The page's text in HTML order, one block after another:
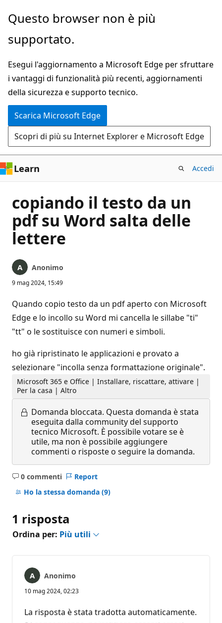
Ignora
passa
contenuto
principale
Questo browser non è più
supportato.
Esegui l'aggiornamento a Microsoft Edge per sfruttare
i vantaggi di funzionalità più recenti, aggiornamenti
della sicurezza e supporto tecnico.
Scarica Microsoft Edge
Scopri di più su Internet Explorer e Microsoft Edge
Learn Accedi
copiando il testo da un
pdf su Word salta delle
lettere
Anonimo
9 mag 2024, 15:49
Quando copio testo da un pdf aperto con Microsoft
Edge e lo incollo su Word mi cancella le sillabe "ti"
"tt" o le sostituisce con numeri e simboli.
ho già ripristinato le applicazioni e provato a
selezionare "incolla senza formattazione originale".
Microsoft 365 e Office | Installare, riscattare, attivare |
Per la casa | Altro
Domanda bloccata. Questa domanda è stata
eseguita dalla community del supporto
tecnico Microsoft. È possibile votare se è
utile, ma non è possibile aggiungere
commenti o risposte o seguire la domanda.
0 commenti
Nessun
commento
Report
Ho la stessa domanda (9)
1 risposta
Ordina per: Più utili
Anonimo
10 mag 2024, 02:23
La risposta è stata tradotta automaticamente.